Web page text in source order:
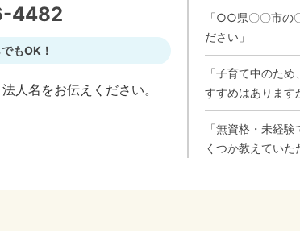
4482
もOK！
人名をお伝えください。
「○○県〇〇市の
ださい」
「子育て中のた
すすめはあります
「無資格・未経
くつか教えていた